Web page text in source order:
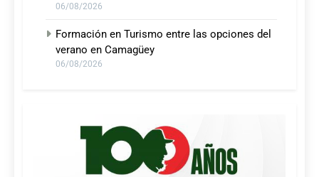
06/08/2026
Formación en Turismo entre las opciones del
verano en Camagüey
06/08/2026